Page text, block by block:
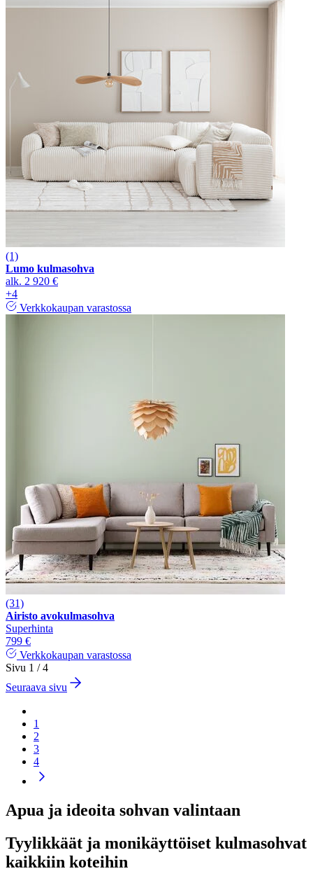
(1)
Lumo kulmasohva
alk. 2 920 €
+4
Verkkokaupan varastossa
(31)
Airisto avokulmasohva
Superhinta
799 €
Verkkokaupan varastossa
Sivu 1 / 4
Seuraava sivu
1
2
3
4
Apua ja ideoita sohvan valintaan
Tyylikkäät ja monikäyttöiset kulmasohvat
kaikkiin koteihin